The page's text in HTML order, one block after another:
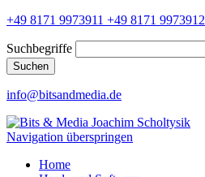
+49 8171 9973911 +49 8171 9973912
Suchbegriffe
Suchen
info@bitsandmedia.de
Navigation überspringen
Home